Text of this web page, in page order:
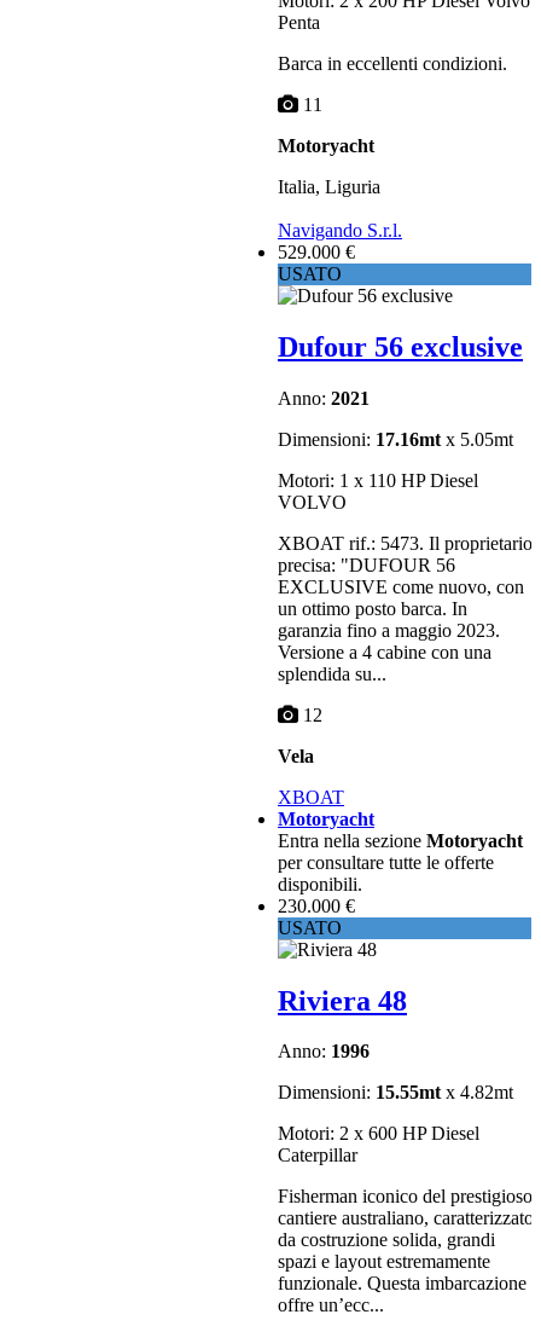
Penta
Barca in eccellenti condizioni.
11
Motoryacht
Italia, Liguria
Navigando S.r.l.
529.000 €
USATO
Dufour 56 exclusive
Anno: 2021
Dimensioni: 17.16mt x 5.05mt
Motori: 1 x 110 HP Diesel
VOLVO
XBOAT rif.: 5473. Il proprietario
precisa: "DUFOUR 56
EXCLUSIVE come nuovo, con
un ottimo posto barca. In
garanzia fino a maggio 2023.
Versione a 4 cabine con una
splendida su...
12
Vela
XBOAT
Motoryacht
Entra nella sezione Motoryacht
per consultare tutte le offerte
disponibili.
230.000 €
USATO
Riviera 48
Anno: 1996
Dimensioni: 15.55mtx 4.82mt
Motori: 2 x 600 HP Diesel
Caterpillar
Fisherman iconico del prestigioso
cantiere australiano, caratterizzato
da costruzione solida, grandi
spazi e layout estremamente
funzionale. Questa imbarcazione
offre un’ecc...